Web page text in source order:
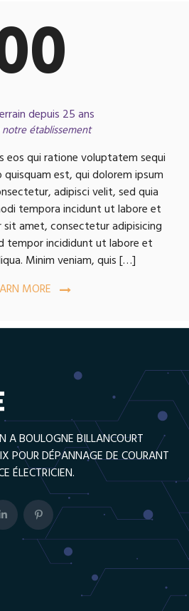
depuis 25 ans
notre établissement
eos qui ratione voluptatem sequi
est, qui dolorem ipsum
adipisci velit, sed quia
tempora incidunt ut labore et
amet, consectetur adipisicing
tempor incididunt ut labore et
Minim veniam, quis […]
MORE
A BOULOGNE BILLANCOURT
POUR DÉPANNAGE DE COURANT
ÉLECTRICIEN.